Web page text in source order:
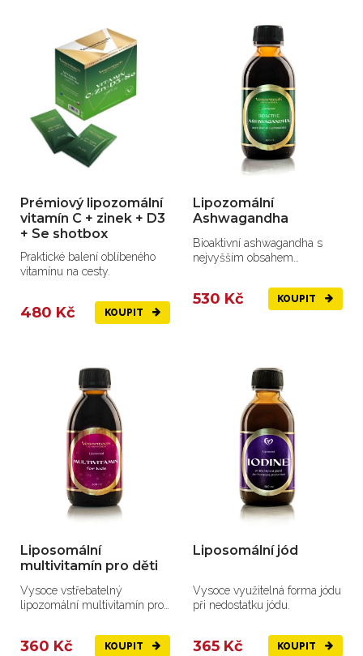
Prémiový lipozomální
vitamín C + zinek + D3
+ Se shotbox
Praktické balení oblíbeného
vitamínu na cesty.
480 Kč KOUPIT
Lipozomální
Ashwagandha
Bioaktivní ashwagandha s
nejvyšším obsahem
530 Kč KOUPIT
Liposomální
multivitamín pro děti
Vysoce vstřebatelný
lipozomální multivitamín pro
360 Kč KOUPIT
Liposomální jód
Vysoce využitelná forma jódu
při nedostatku jódu.
365 Kč KOUPIT